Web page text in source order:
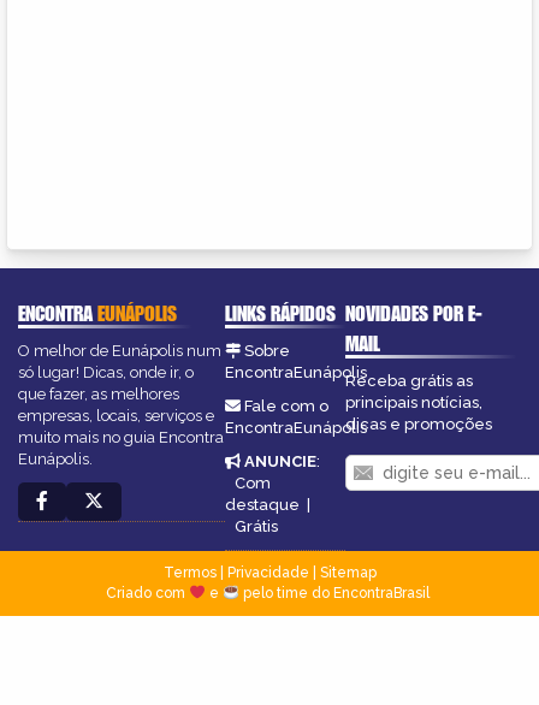
ENCONTRAEUNÁPOLIS
O melhor de Eunápolis num
só lugar! Dicas, onde ir, o
que fazer, as melhores
empresas, locais, serviços e
muito mais no guia Encontra
Eunápolis.
LINKS RÁPIDOS
Sobre
EncontraEunápolis
Fale com o
EncontraEunápolis
ANUNCIE:
Com
destaque |
Grátis
NOVIDADES POR E-
MAIL
Receba grátis as
principais notícias,
dicas e promoções
Termos| Privacidade
Sitemap
Criado com
e pelo time do EncontraBrasil